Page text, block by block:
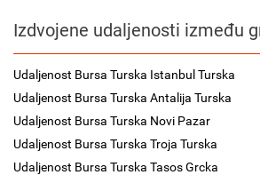
Izdvojene udaljenosti između
Udaljenost Bursa Turska Istanbul Turska
Udaljenost Bursa Turska Antalija Turska
Udaljenost Bursa Turska Novi Pazar
Udaljenost Bursa Turska Troja Turska
Udaljenost Bursa Turska Tasos Grcka